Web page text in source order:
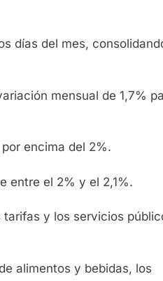
días del mes,
mensual de 1,7%
encima del 2%.
entre el 2% y el 2,1%.
y los servicios
alimentos y bebidas, los